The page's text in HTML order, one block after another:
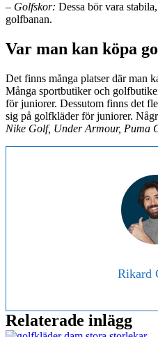
– Golfskor: Dessa bör vara
golfbanan.
Var man kan köpa
Det finns många platser där man
Många sportbutiker och
för juniorer. Dessutom finns det
sig på golfkläder för juniorer.
Nike Golf, Under Armour, Puma
Rikard
Relaterade inlägg